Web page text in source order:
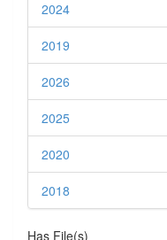
2024
2019
2026
2025
2020
2018
Has File(s)